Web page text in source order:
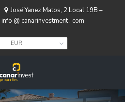
José Yanez Matos, 2 Local 19B –
info @ canarinvestment . com
EUR